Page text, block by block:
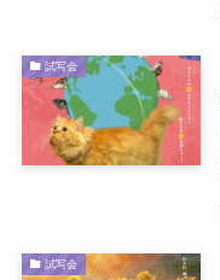
試写会
試写会